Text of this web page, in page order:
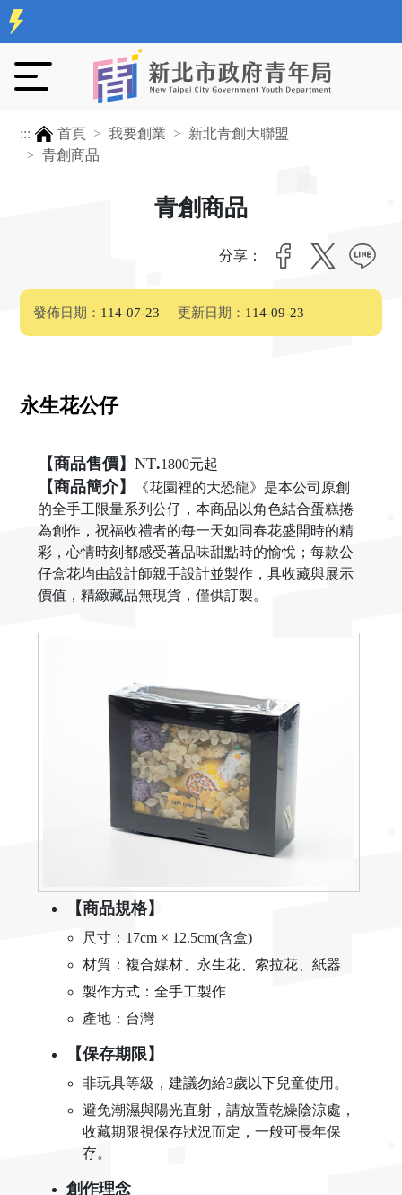
::: 首頁 我要創業
新北青創大聯盟
青創商品
青創商品
分享：
發佈日期： 114-07-23 更新日期： 114-09-23
永生花公仔
【商品售價】 NT.1800元起
【商品簡介】
《花園裡的大恐龍》是本公司原創
的全手工限量系列公仔，本商品以角色結合蛋糕捲
為創作，祝福收禮者的每一天如同春花盛開時的精
彩，心情時刻都感受著品味甜點時的愉悅；每款公
仔盒花均由設計師親手設計並製作，具收藏與展示
價值，精緻藏品無現貨，僅供訂製。
【商品規格】
尺寸：17cm × 12.5cm(含盒)
材質：複合媒材、永生花、索拉花、紙器
製作方式：全手工製作
產地：台灣
【保存期限】
非玩具等級，建議勿給3歲以下兒童使用。
避免潮濕與陽光直射，請放置乾燥陰涼處，
收藏期限視保存狀況而定，一般可長年保
存。
創作理念